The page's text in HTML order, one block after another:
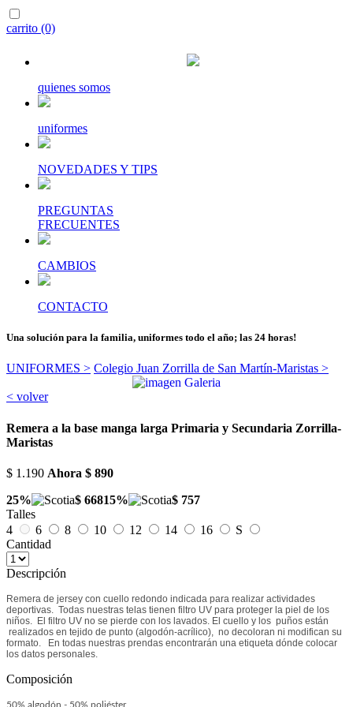
carrito (0)
quienes somos
uniformes
NOVEDADES Y TIPS
PREGUNTAS
FRECUENTES
CAMBIOS
CONTACTO
Una solución para la familia, uniformes todo el año; las 24 horas!
UNIFORMES > Colegio Juan Zorrilla de San Martín-Maristas >
< volver
Remera a la base manga larga Primaria y Secundaria Zorrilla-
Maristas
$ 1.190 Ahora $ 890
25%
$ 66815%
$ 757
Talles
4
6 8 10 12 14 16
S
Cantidad
Descripción
Remera de jersey con cuello redondo indicada para realizar actividades
deportivas. Todas nuestras telas tienen filtro UV para proteger la piel de los
niños. El filtro UV no se pierde con los lavados. El cuello y los puños están
realizados en tejido de punto (algodón-acrílico), no decoloran ni modifican su
formato. En todas nuestras prendas encontrarán una etiqueta dónde colocar
los datos personales.
Composición
50% algodón - 50% poliéster